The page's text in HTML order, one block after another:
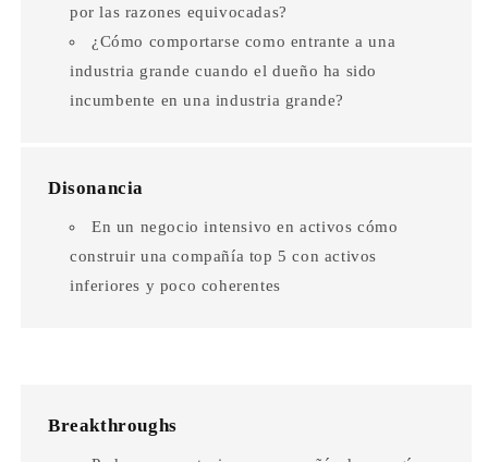
por las razones equivocadas?
¿Cómo comportarse como entrante a una
industria grande cuando el dueño ha sido
incumbente en una industria grande?
Disonancia
En un negocio intensivo en activos cómo
construir una compañía top 5 con activos
inferiores y poco coherentes
Breakthroughs